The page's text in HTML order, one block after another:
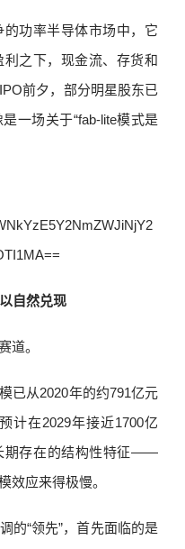
功率半导体市场中，它
之下，现金流、存货和
前夕，部分明星股东已
一场关于“fab-lite模式是
自然兑现
道。
已从2020年的约791亿元
计在2029年接近1700亿
期存在的结构性特征——
效应来得极慢。
的“领先”，首先面临的是